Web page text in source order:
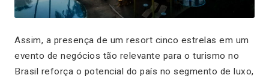
Assim, a presença de um resort cinco estrelas em um
evento de negócios tão relevante para o turismo no
Brasil reforça o potencial do país no segmento de luxo,